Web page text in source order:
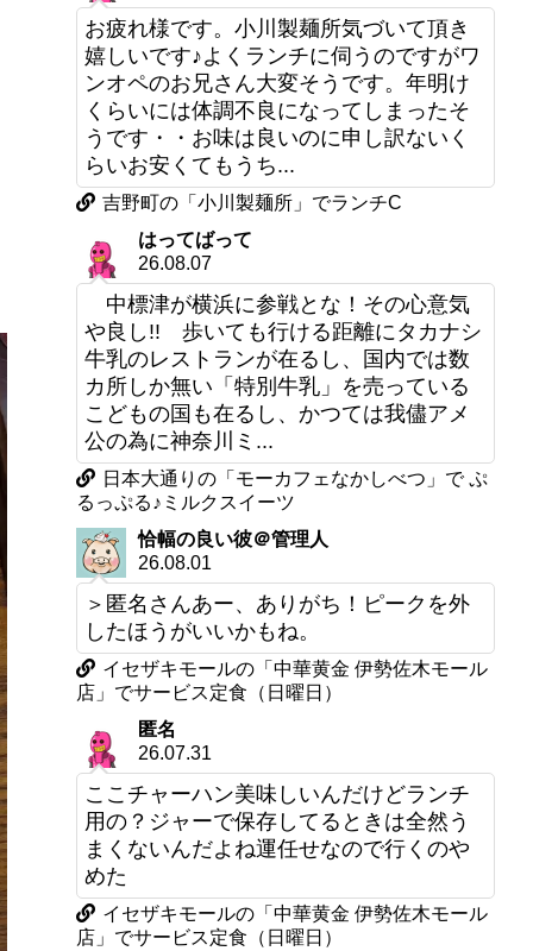
お疲れ様です。小川製麺所気づいて頂き
嬉しいです♪よくランチに伺うのですがワ
ンオペのお兄さん大変そうです。年明け
くらいには体調不良になってしまったそ
うです・・お味は良いのに申し訳ないく
らいお安くてもうち...
吉野町の「小川製麺所」でランチC
はってばって
26.08.07
中標津が横浜に参戦とな！その心意気
や良し!! 歩いても行ける距離にタカナシ
牛乳のレストランが在るし、国内では数
カ所しか無い「特別牛乳」を売っている
こどもの国も在るし、かつては我儘アメ
公の為に神奈川ミ...
日本大通りの「モーカフェなかしべつ」で ぷ
るっぷる♪ミルクスイーツ
恰幅の良い彼＠管理人
26.08.01
＞匿名さんあー、ありがち！ピークを外
したほうがいいかもね。
イセザキモールの「中華黄金 伊勢佐木モール
店」でサービス定食（日曜日）
匿名
26.07.31
ここチャーハン美味しいんだけどランチ
用の？ジャーで保存してるときは全然う
まくないんだよね運任せなので行くのや
めた
イセザキモールの「中華黄金 伊勢佐木モール
店」でサービス定食（日曜日）